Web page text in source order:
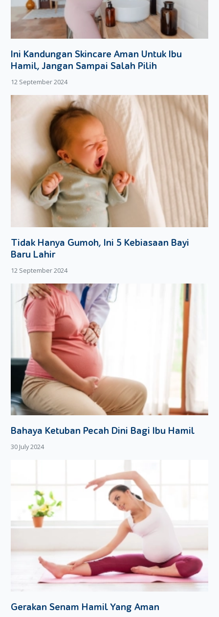
Ini Kandungan Skincare Aman Untuk Ibu
Hamil, Jangan Sampai Salah Pilih
12 September 2024
Tidak Hanya Gumoh, Ini 5 Kebiasaan Bayi
Baru Lahir
12 September 2024
Bahaya Ketuban Pecah Dini Bagi Ibu Hamil
30 July 2024
Gerakan Senam Hamil Yang Aman